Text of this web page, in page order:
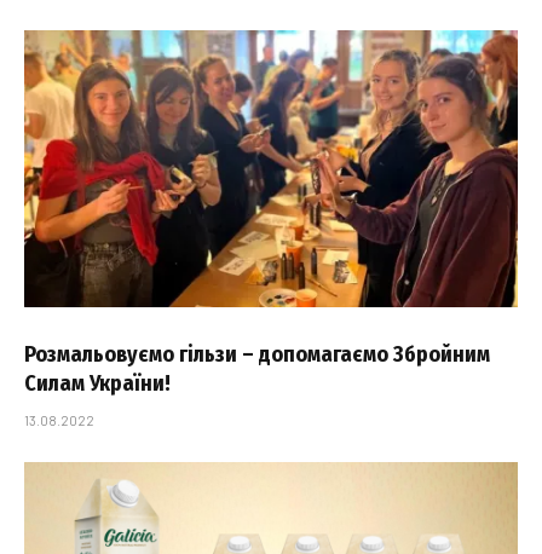
Розмальовуємо гільзи – допомагаємо Збройним
Силам України!
13.08.2022